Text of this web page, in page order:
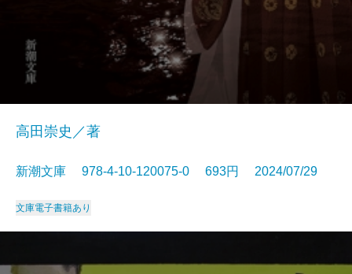
高田崇史／著
新潮文庫 978-4-10-120075-0 693円 2024/07/29
文庫電子書籍あり